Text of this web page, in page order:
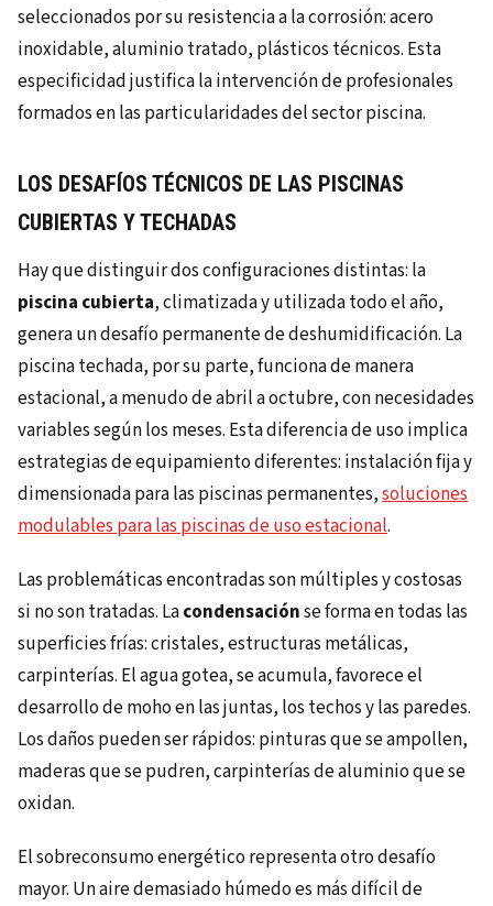
seleccionados por su resistencia a la corrosión: acero
inoxidable, aluminio tratado, plásticos técnicos. Esta
especificidad justifica la intervención de profesionales
formados en las particularidades del sector piscina.
LOS DESAFÍOS TÉCNICOS DE LAS PISCINAS
CUBIERTAS Y TECHADAS
Hay que distinguir dos configuraciones distintas: la
piscina cubierta, climatizada y utilizada todo el año,
genera un desafío permanente de deshumidificación. La
piscina techada, por su parte, funciona de manera
estacional, a menudo de abril a octubre, con necesidades
variables según los meses. Esta diferencia de uso implica
estrategias de equipamiento diferentes: instalación fija y
dimensionada para las piscinas permanentes,soluciones
modulables para las piscinas de uso estacional.
Las problemáticas encontradas son múltiples y costosas
si no son tratadas. Lacondensaciónse forma en todas las
superficies frías: cristales, estructuras metálicas,
carpinterías. El agua gotea, se acumula, favorece el
desarrollo de moho en las juntas, los techos y las paredes.
Los daños pueden ser rápidos: pinturas que se ampollen,
maderas que se pudren, carpinterías de aluminio que se
oxidan.
El sobreconsumo energético representa otro desafío
mayor. Un aire demasiado húmedo es más difícil de